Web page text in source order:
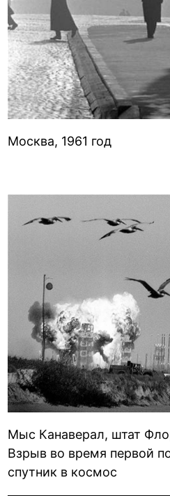
Москва, 1961 год
Мыс Канаверал, штат
Взрыв во время первой
спутник в космос